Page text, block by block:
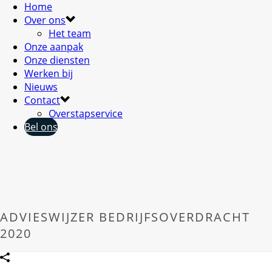
Home
Over ons
Het team
Onze aanpak
Onze diensten
Werken bij
Nieuws
Contact
Overstapservice
Bel ons
ADVIESWIJZER BEDRIJFSOVERDRACHT
2020